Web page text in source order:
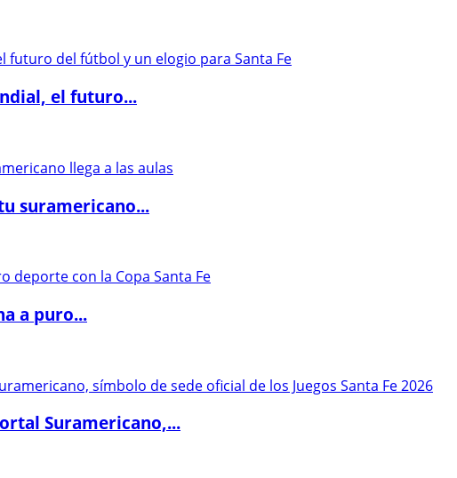
el futuro...
suramericano...
a puro...
Suramericano,...